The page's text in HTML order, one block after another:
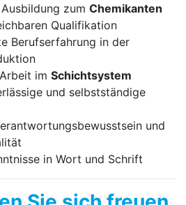
zum Chemikanten
Qualifikation
Berufserfahrung in der
im Schichtsystem
und selbstständige
und
in Wort und Schrift